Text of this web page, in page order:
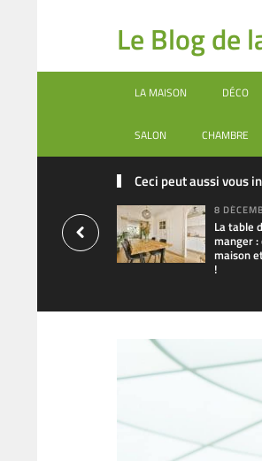
Le Blog de
LA MAISON DÉCO
SALON CHAMBRE
Ceci peut aussi vous
8
La table
manger
maison
!